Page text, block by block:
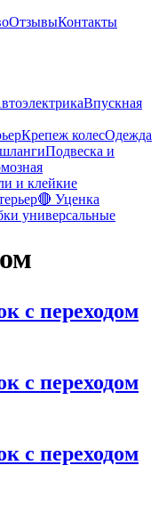
ОтзывыКонтакты
Впускная
Крепеж колесОдежда
Подвеска и
и клейкие
🔴 Уценка
универсальные
с переходом
с переходом
с переходом